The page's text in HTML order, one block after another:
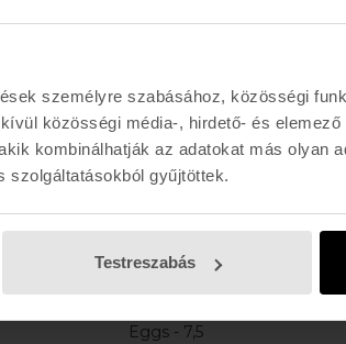
személyre szabásához, közösségi
közösségi média-, hirdető- és
kombinálhatják az adatokat más olyan
szolgáltatásokból gyűjtöttek.
Testreszabás
Eggs - 7,5